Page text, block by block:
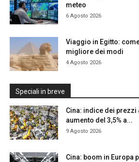
meteo
6 Agosto 2026
Viaggio in Egitto:
migliore dei modi
4 Agosto 2026
Speciali in breve
Cina: indice dei
aumento del 3,5% a...
9 Agosto 2026
Cina: boom in Europa